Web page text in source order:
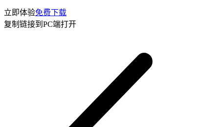
立即体验免费下载
复制链接到PC端打开